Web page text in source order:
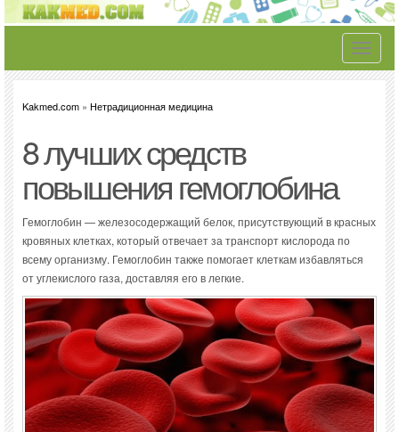
Toggle
Kakmed.com » Нетрадиционная медицина
8 лучших средств
повышения гемоглобина
Гемоглобин — железосодержащий белок, присутствующий в красных
кровяных клетках, который отвечает за транспорт кислорода по
всему организму. Гемоглобин также помогает клеткам избавляться
от углекислого газа, доставляя его в легкие.